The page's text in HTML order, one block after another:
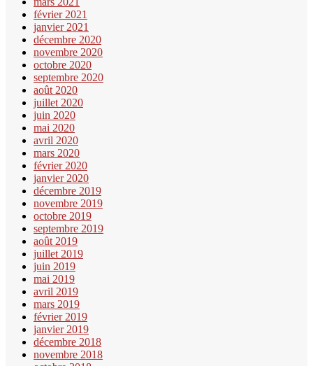
février 2021
janvier 2021
décembre 2020
novembre 2020
octobre 2020
septembre 2020
août 2020
juillet 2020
juin 2020
mai 2020
avril 2020
mars 2020
février 2020
janvier 2020
décembre 2019
novembre 2019
octobre 2019
septembre 2019
août 2019
juillet 2019
juin 2019
mai 2019
avril 2019
mars 2019
février 2019
janvier 2019
décembre 2018
novembre 2018